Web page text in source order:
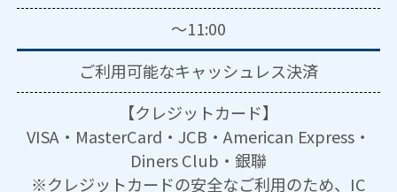
～11:00
ご利用可能なキャッシュレス決済
【クレジットカード】
VISA・MasterCard・JCB・American Express・
Diners Club・銀聯
※クレジットカードの安全なご利用のため、IC